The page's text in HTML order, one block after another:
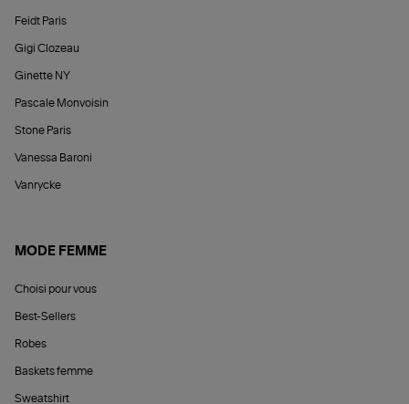
Feidt Paris
Gigi Clozeau
Ginette NY
Pascale Monvoisin
Stone Paris
Vanessa Baroni
Vanrycke
MODE FEMME
Choisi pour vous
Best-Sellers
Robes
Baskets femme
Sweatshirt